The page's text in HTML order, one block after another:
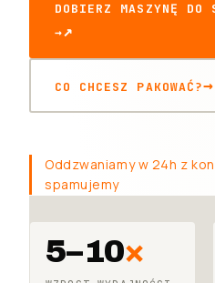
DOBIERZ MASZYNĘ DO
→
CO CHCESZ PAKOWAĆ?
Oddzwaniamy w 24h z
spamujemy
5–10×